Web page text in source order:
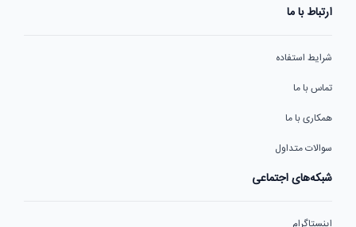
ارتباط با ما
شرایط استفاده
تماس با ما
همکاری با ما
سوالات متداول
شبکه‌های اجتماعی
اینستاگرام